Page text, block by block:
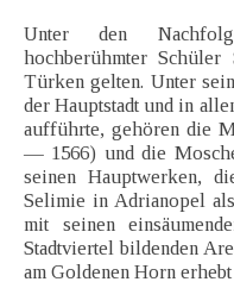
Unter den
hochberühmter
Türken gelten. Unter
der Hauptstadt und in
aufführte, gehören die
— 1566) und die
seinen Hauptwerken,
Selimie in Adrianopel
mit seinen
Stadtviertel bildenden
am Goldenen Horn